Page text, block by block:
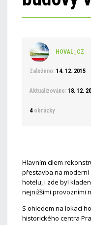
HOVAL_CZ
Založeno: 14. 12. 2015
Aktualizováno: 18. 12.
4 obrázky
Hlavním cílem
přestavba na moderní
hotelu, i zde byl
nejnižšími provozními
S ohledem na lokaci
historického centra